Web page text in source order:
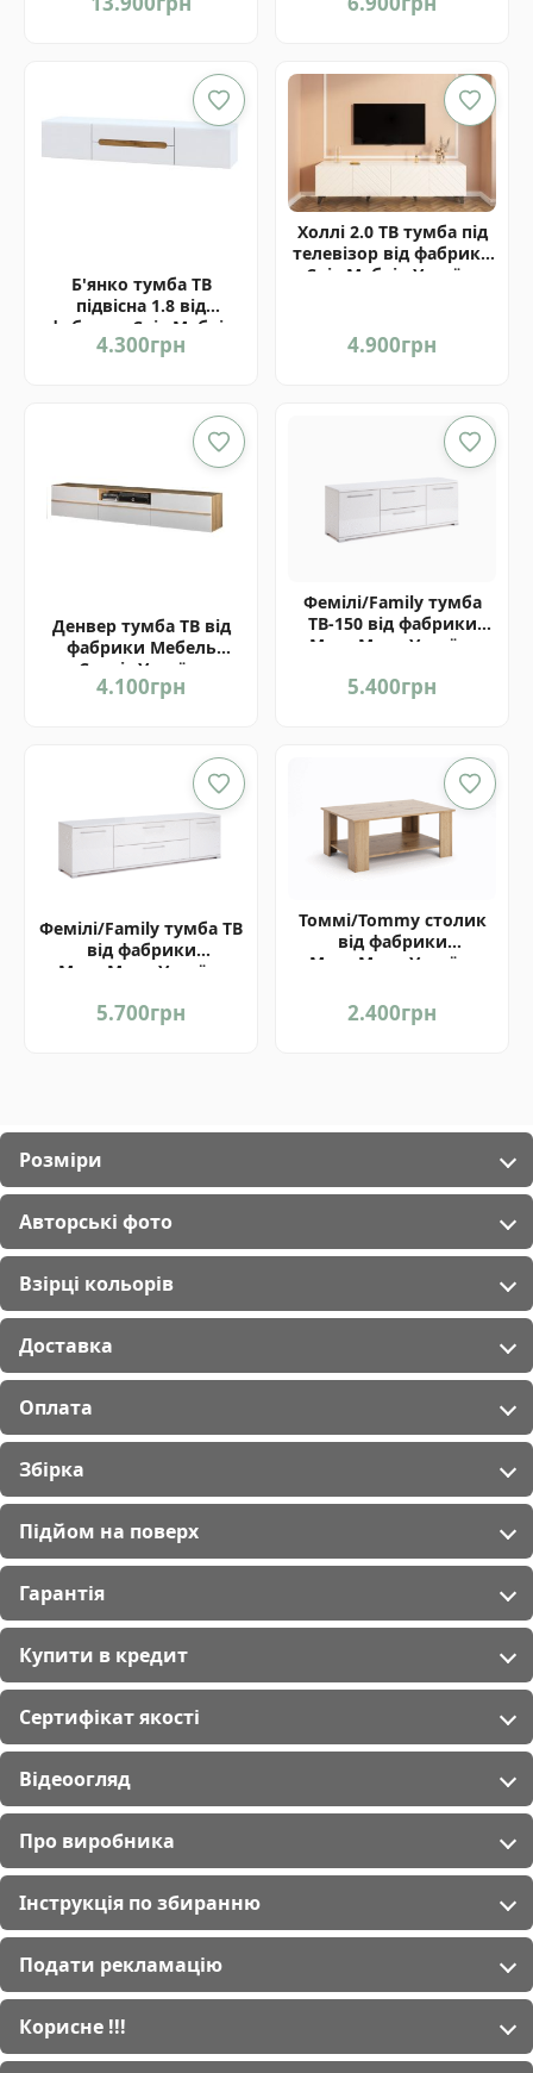
Б'янко тумба ТВ
підвісна 1.8 від
фабрики Світ Меблів
Україна
4.300грн
Холлі 2.0 ТВ тумба під
телевізор від фабрики
Світ Меблів Україна
4.900грн
Денвер тумба ТВ від
фабрики Мебель
Сервіс Україна
4.100грн
Фемілі/Family тумба
ТВ-150 від фабрики
МироМарк Україна
5.400грн
Фемілі/Family тумба ТВ
від фабрики
МироМарк Україна
5.700грн
Томмі/Tommy столик
від фабрики
МироМарк Україна
2.400грн
Розміри
Авторські фото
Взірці кольорів
Доставка
Оплата
Збірка
Підйом на поверх
Гарантія
Купити в кредит
Сертифікат якості
Відеоогляд
Про виробника
Інструкція по збиранню
Подати рекламацію
Корисне !!!